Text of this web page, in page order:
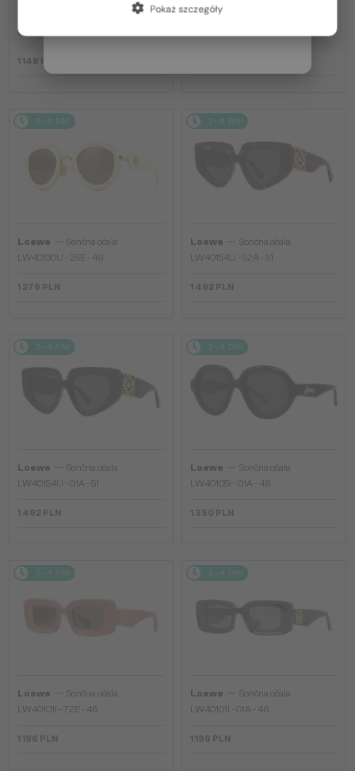
LW40036I - 53E - 50
1 148 PLN
Loewe
2-4 DNI
Loewe
Sončna očala
LW40130U - 25E - 49
1 279 PLN
2-4 DNI
Loewe
Sončna očala
LW40154U - 52A - 51
1 492 PLN
2-4 DNI
Loewe
Sončna očala
LW40154U - 01A - 51
1 492 PLN
2-4 DNI
Loewe
Sončna očala
LW40105I - 01A - 49
1 350 PLN
2-4 DNI
Loewe
Sončna očala
LW40101I - 72E - 46
1 196 PLN
2-4 DNI
Loewe
Sončna očala
LW40101I - 01A - 46
1 196 PLN
Pokaż szczegóły